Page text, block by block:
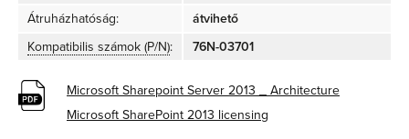
Átruházhatóság:
átvihető
Kompatibilis számok (P/N): 76N-03701
Microsoft Sharepoint Server 2013 _ Architecture
Microsoft SharePoint 2013 licensing